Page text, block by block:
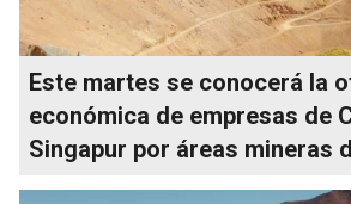
Este martes se conocerá la
económica de empresas de
Singapur por áreas mineras